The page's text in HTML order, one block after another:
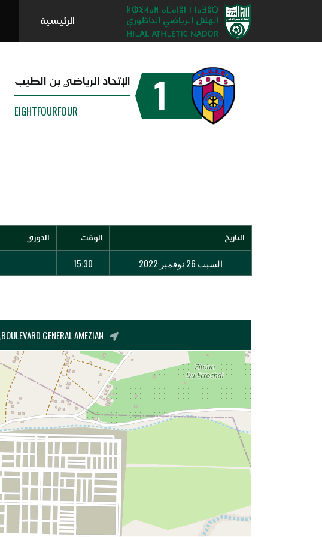
الرئيسية
1 الإتحاد الرياضي بن الطيب
EIGHTFOURFOUR
التاريخ الوقت الدوري
السبت 26 نوفمبر 2022 15:30
BOULEVARD GENERAL AMEZIAN, الدريوش, DRIOUCH, الدريوش, PROVINCE DE DRIOUCH, ORIENTAL, 62253, MAROC